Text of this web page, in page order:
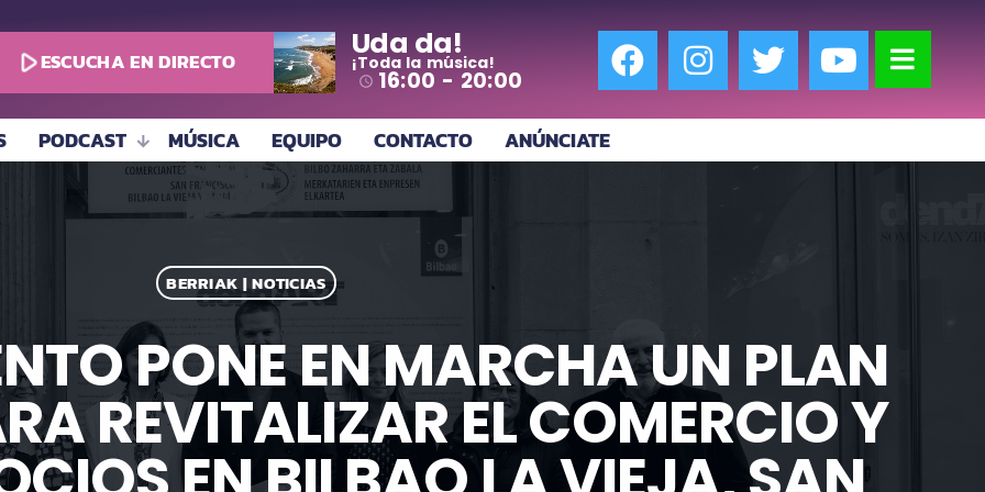
play_arrowESCUCHA EN DIRECTO Uda da!
¡Toda la música!
access_time 16:00 - 20:00
PODCAST MÚSICA EQUIPO CONTACTO ANÚNCIATE
BERRIAK | NOTICIAS
PONE EN MARCHA UN PLAN
REVITALIZAR EL COMERCIO Y